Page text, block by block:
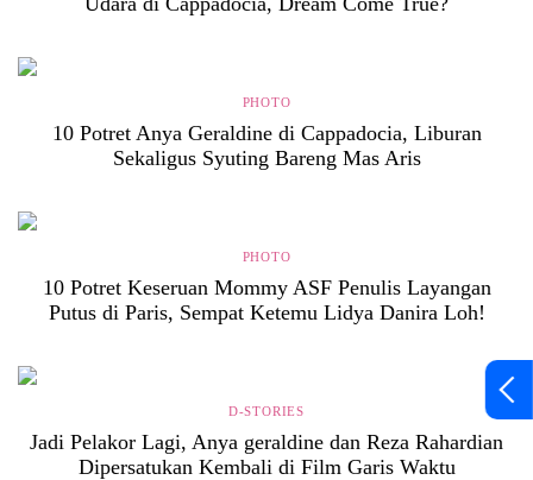
PHOTO
10 Potret Anya Geraldine di Cappadocia, Liburan
Sekaligus Syuting Bareng Mas Aris
PHOTO
10 Potret Keseruan Mommy ASF Penulis Layangan
Putus di Paris, Sempat Ketemu Lidya Danira Loh!
D-STORIES
Jadi Pelakor Lagi, Anya geraldine dan Reza Rahardian
Dipersatukan Kembali di Film Garis Waktu